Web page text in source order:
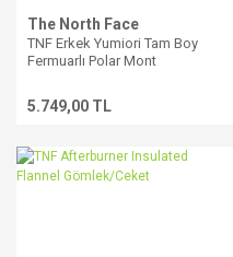
The North Face
TNF Erkek Yumiori Tam Boy
Fermuarlı Polar Mont
5.749,00 TL